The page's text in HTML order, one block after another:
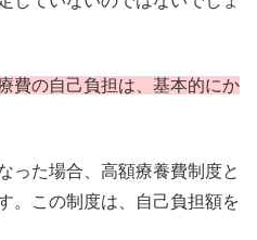
費の自己負担は、基本的にか
った場合、高額療養費制度と
。この制度は、自己負担額を